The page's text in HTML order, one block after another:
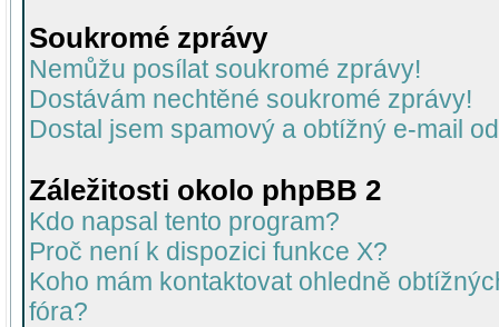
Soukromé zprávy
Nemůžu posílat soukromé zprávy!
Dostávám nechtěné soukromé zprávy!
Dostal jsem spamový a obtížný e-mail
Záležitosti okolo phpBB 2
Kdo napsal tento program?
Proč není k dispozici funkce X?
Koho mám kontaktovat ohledně
fóra?